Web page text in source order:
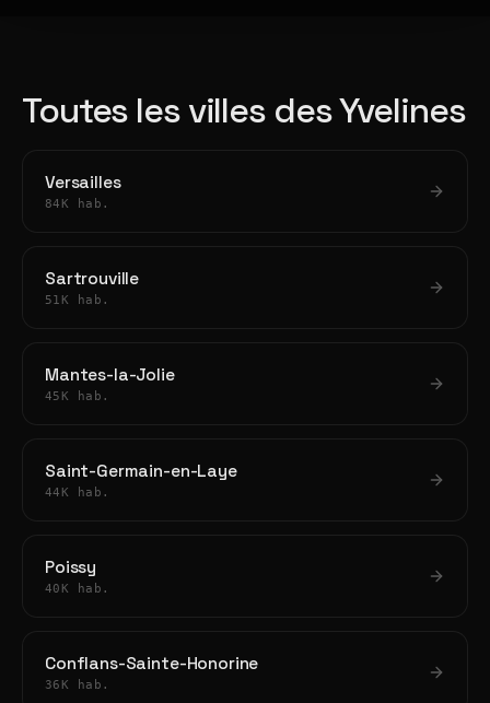
Toutes les villes des Yvelines
Versailles
84K hab.
Sartrouville
51K hab.
Mantes-la-Jolie
45K hab.
Saint-Germain-en-Laye
44K hab.
Poissy
40K hab.
Conflans-Sainte-Honorine
36K hab.